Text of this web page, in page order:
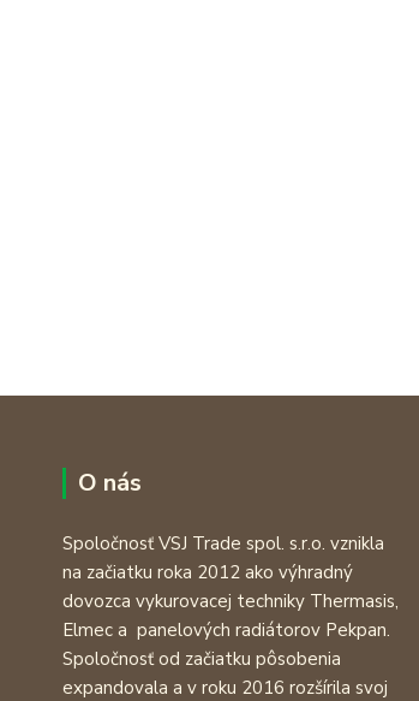
O nás
Spoločnosť VSJ Trade spol. s.r.o. vznikla
na začiatku roka 2012 ako výhradný
dovozca vykurovacej techniky Thermasis,
Elmec a panelových radiátorov Pekpan.
Spoločnosť od začiatku pôsobenia
expandovala a v roku 2016 rozšírila svoj